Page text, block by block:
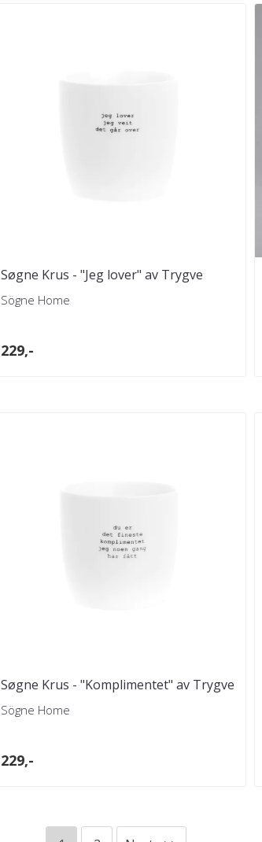
Søgne Krus - "Jeg lover" av Trygve
Skaug
Sögne Home
229,-
Søgne Krus - "Komplimentet" av Trygve
Skaug
Sögne Home
229,-